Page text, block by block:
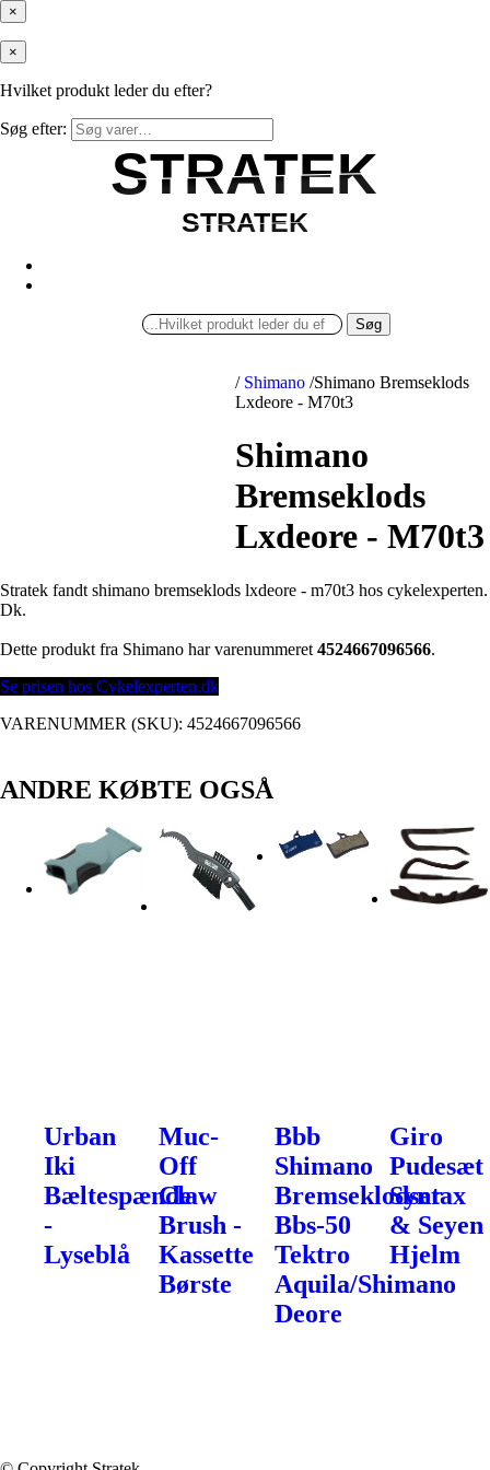
×
×
Hvilket produkt leder du efter?
Søg efter:
STRATEK
STRATEK
STRATEK
STRATEK
Søg
/ Shimano /Shimano Bremseklods
Lxdeore - M70t3
Shimano
Bremseklods
Lxdeore - M70t3
Stratek fandt shimano bremseklods lxdeore - m70t3 hos cykelexperten.
Dk.
Dette produkt fra Shimano har varenummeret 4524667096566.
Se prisen hos Cykelexperten.dk
VARENUMMER (SKU): 4524667096566
ANDRE KØBTE OGSÅ
Urban
Iki
Bæltespænde
-
Lyseblå
Muc-
Off
Claw
Brush -
Kassette
Børste
Bbb
Shimano
Bremseklodser
Bbs-50
Tektro
Aquila/Shimano
Deore
Giro
Pudesæt
Syntax
& Seyen
Hjelm